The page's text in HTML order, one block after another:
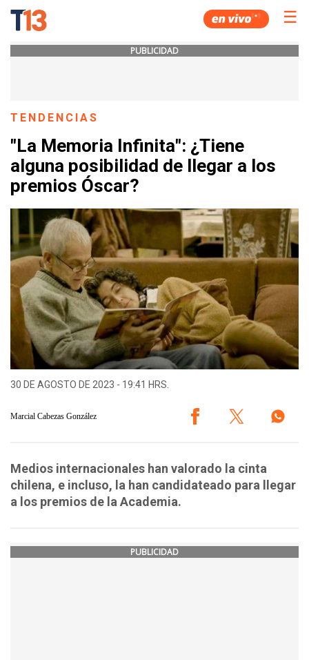
☰
PUBLICIDAD
TENDENCIAS
"La Memoria Infinita": ¿Tiene
alguna posibilidad de llegar a los
premios Óscar?
30 DE AGOSTO DE 2023 - 19:41 HRS.
Marcial Cabezas González
Medios internacionales han valorado la cinta
chilena, e incluso, la han candidateado para llegar
a los premios de la Academia.
PUBLICIDAD